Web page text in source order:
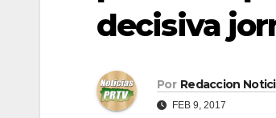
decisiva
Por Redaccion
FEB 9, 2017